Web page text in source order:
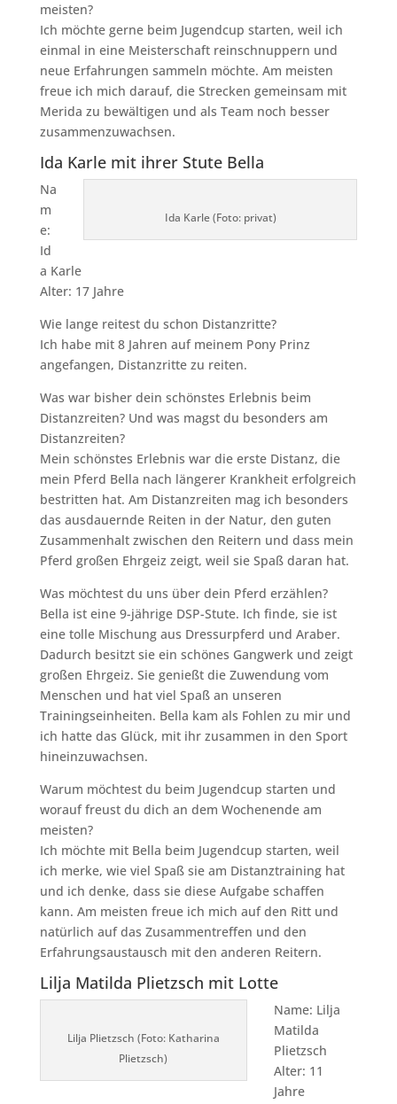
meisten?
Ich möchte gerne beim Jugendcup starten, weil ich
einmal in eine Meisterschaft reinschnuppern und
neue Erfahrungen sammeln möchte. Am meisten
freue ich mich darauf, die Strecken gemeinsam mit
Merida zu bewältigen und als Team noch besser
zusammenzuwachsen.
Ida Karle mit ihrer Stute Bella
Ida Karle (Foto: privat)
Na
m
e:
Id
a Karle
Alter: 17 Jahre
Wie lange reitest du schon Distanzritte?
Ich habe mit 8 Jahren auf meinem Pony Prinz
angefangen, Distanzritte zu reiten.
Was war bisher dein schönstes Erlebnis beim
Distanzreiten? Und was magst du besonders am
Distanzreiten?
Mein schönstes Erlebnis war die erste Distanz, die
mein Pferd Bella nach längerer Krankheit erfolgreich
bestritten hat. Am Distanzreiten mag ich besonders
das ausdauernde Reiten in der Natur, den guten
Zusammenhalt zwischen den Reitern und dass mein
Pferd großen Ehrgeiz zeigt, weil sie Spaß daran hat.
Was möchtest du uns über dein Pferd erzählen?
Bella ist eine 9-jährige DSP-Stute. Ich finde, sie ist
eine tolle Mischung aus Dressurpferd und Araber.
Dadurch besitzt sie ein schönes Gangwerk und zeigt
großen Ehrgeiz. Sie genießt die Zuwendung vom
Menschen und hat viel Spaß an unseren
Trainingseinheiten. Bella kam als Fohlen zu mir und
ich hatte das Glück, mit ihr zusammen in den Sport
hineinzuwachsen.
Warum möchtest du beim Jugendcup starten und
worauf freust du dich an dem Wochenende am
meisten?
Ich möchte mit Bella beim Jugendcup starten, weil
ich merke, wie viel Spaß sie am Distanztraining hat
und ich denke, dass sie diese Aufgabe schaffen
kann. Am meisten freue ich mich auf den Ritt und
natürlich auf das Zusammentreffen und den
Erfahrungsaustausch mit den anderen Reitern.
Lilja Matilda Plietzsch mit Lotte
Lilja Plietzsch (Foto: Katharina
Plietzsch)
Name: Lilja
Matilda
Plietzsch
Alter: 11
Jahre